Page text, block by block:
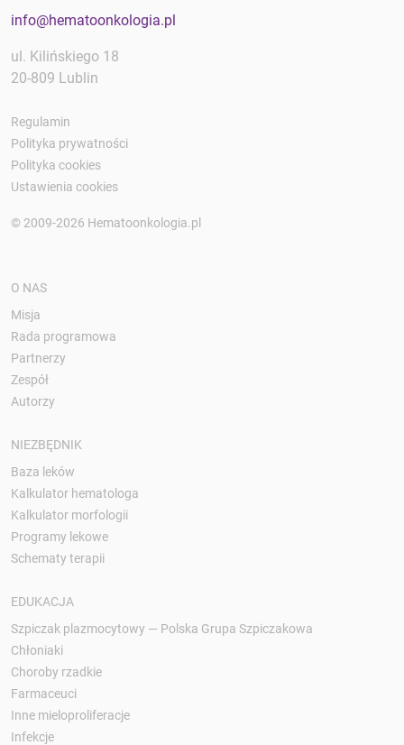
info@hematoonkologia.pl
ul. Kilińskiego 18
20-809 Lublin
Regulamin
Polityka prywatności
Polityka cookies
Ustawienia cookies
© 2009-2026 Hematoonkologia.pl
O NAS
Misja
Rada programowa
Partnerzy
Zespół
Autorzy
NIEZBĘDNIK
Baza leków
Kalkulator hematologa
Kalkulator morfologii
Programy lekowe
Schematy terapii
EDUKACJA
Szpiczak plazmocytowy — Polska Grupa Szpiczakowa
Chłoniaki
Choroby rzadkie
Farmaceuci
Inne mieloproliferacje
Infekcje